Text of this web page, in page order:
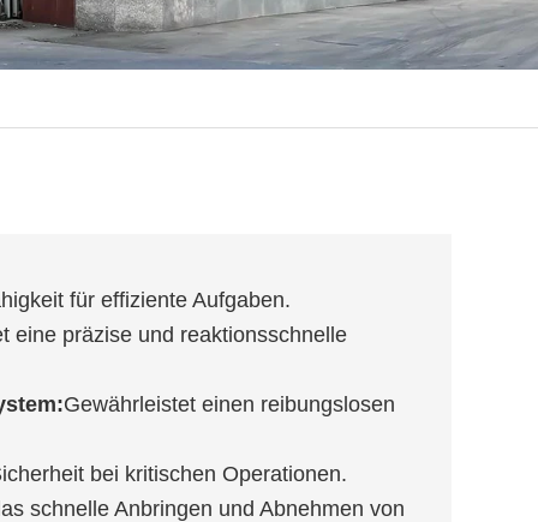
für effiziente Aufgaben.
eine präzise und reaktionsschnelle
Gewährleistet einen reibungslosen
bei kritischen Operationen.
schnelle Anbringen und Abnehmen von